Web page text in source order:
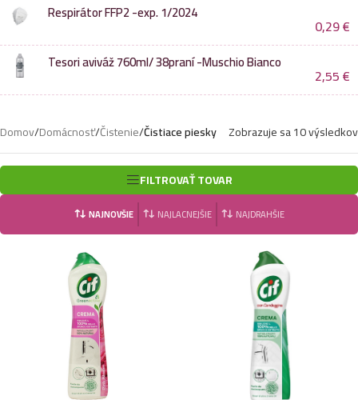
Respirátor FFP2 -exp. 1/2024
0,29€
Tesori aviváž 760ml/ 38praní -Muschio Bianco
2,55€
Domov/Domácnosť/Čistenie/Čistiace piesky Zobrazuje sa 10 výsledkov
FILTROVAŤ TOVAR
NAJNOVŠIE NAJLACNEJŠIE NAJDRAHŠIE